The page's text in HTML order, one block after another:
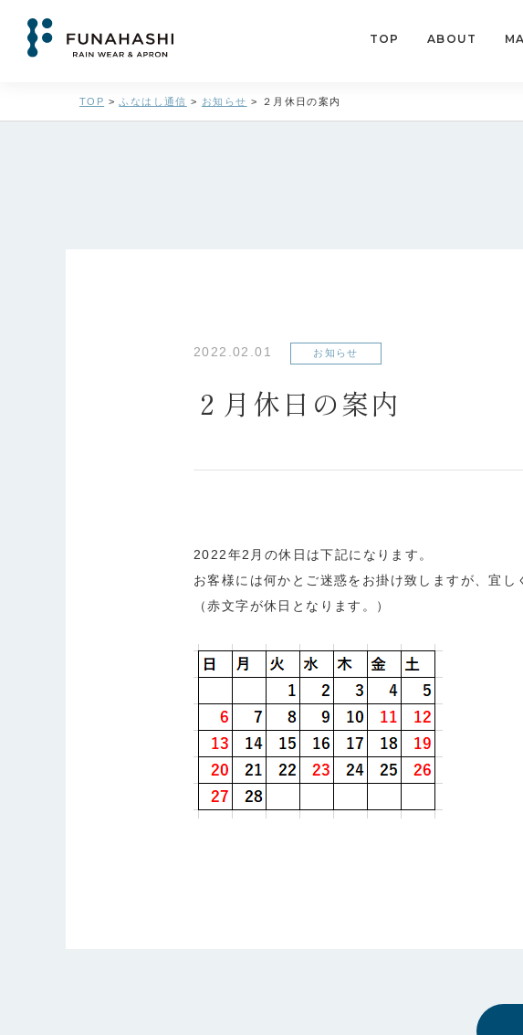
TOP ABOUT
TOP > ふなはし通信 > お知らせ > ２月休日の案内
2022.02.01 お知らせ
２月休日の案内
2022年2月の休日は下記になります。
お客様には何かとご迷惑をお掛け致しますが、宜し
（赤文字が休日となります。）